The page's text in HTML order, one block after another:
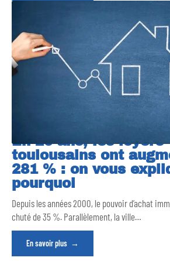
En 20 ans, les loyers
toulousains ont
281 % : on vous
pourquoi
Depuis les années 2000, le pouvoir d’achat
chuté de 35 %. Parallèlement, la ville…
En savoir plus